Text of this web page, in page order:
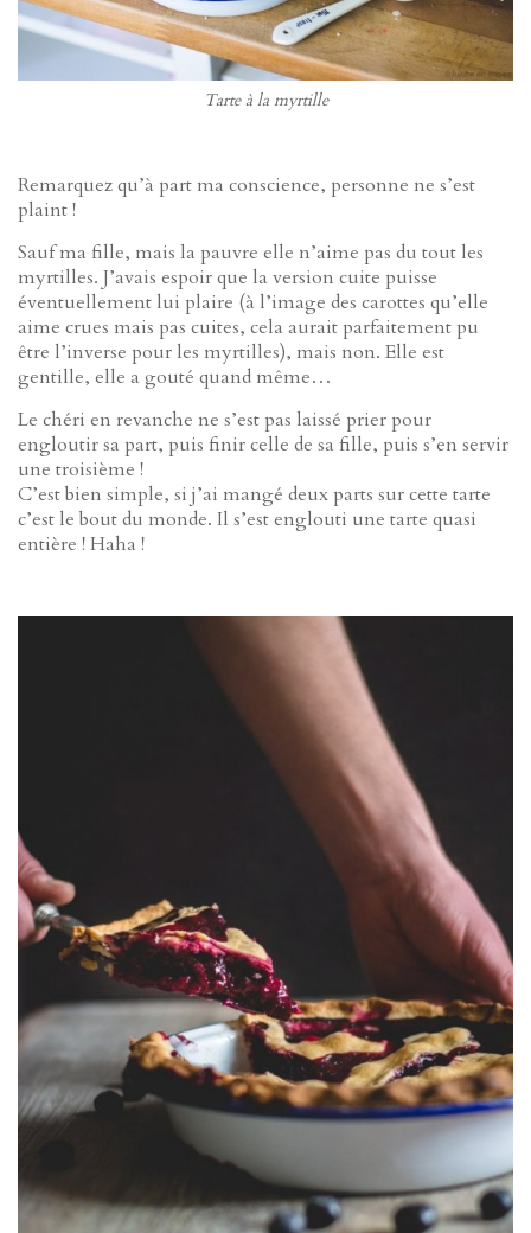
Tarte à la myrtille
Remarquez qu’à part ma conscience, personne ne s’est
plaint !
Sauf ma fille, mais la pauvre elle n’aime pas du tout les
myrtilles. J’avais espoir que la version cuite puisse
éventuellement lui plaire (à l’image des carottes qu’elle
aime crues mais pas cuites, cela aurait parfaitement pu
être l’inverse pour les myrtilles), mais non. Elle est
gentille, elle a gouté quand même…
Le chéri en revanche ne s’est pas laissé prier pour
engloutir sa part, puis finir celle de sa fille, puis s’en servir
une troisième !
C’est bien simple, si j’ai mangé deux parts sur cette tarte
c’est le bout du monde. Il s’est englouti une tarte quasi
entière ! Haha !